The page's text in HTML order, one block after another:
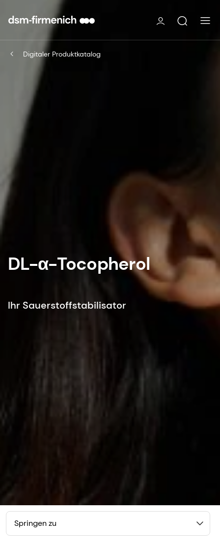
Digitaler Produktkatalog
DL-α-Tocopherol
Ihr Sauerstoffstabilisator
Springen zu